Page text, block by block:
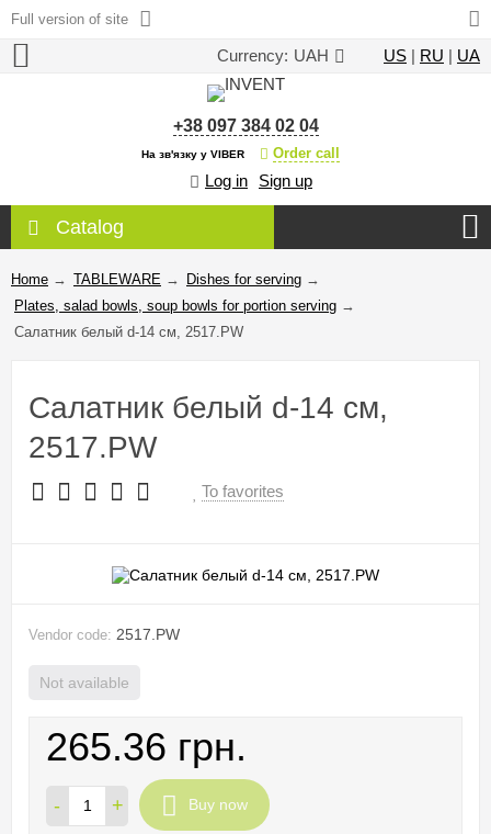
Full version of site
Currency: UAH US | RU | UA
+38 097 384 02 04
На зв'язку у VIBER Order call
Log in Sign up
Catalog
Home → TABLEWARE → Dishes for serving →
Plates, salad bowls, soup bowls for portion serving →
Салатник белый d-14 см, 2517.PW
Салатник белый d-14 см,
2517.PW
To favorites
Vendor code: 2517.PW
Not available
265.36 грн.
- + Buy now